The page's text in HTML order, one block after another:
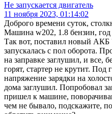
Не запускается двигатель
11 ноября 2023, 01:14:02
Доброго времени суток,
Машина w202, 1.8 бензин, год
Так вот, поставил новый
запускалась с пол оборота.
на заправке заглушил, и все,
горят, стартер не крутит. Под
напряжение зарядки на
дома заглушил. Попробовал
пришел к машине,
чем не бывало, подскажите,